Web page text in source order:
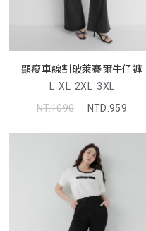
顯瘦車線割破萊賽爾牛仔褲
L XL 2XL 3XL
NT.1090
NTD.959